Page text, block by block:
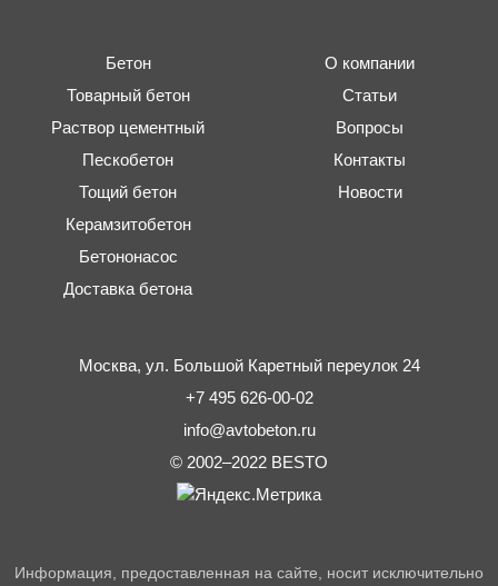
Бетон
Товарный бетон
Раствор цементный
Пескобетон
Тощий бетон
Керамзитобетон
Бетононасос
Доставка бетона
О компании
Статьи
Вопросы
Контакты
Новости
Москва, ул. Большой Каретный переулок 24
+7 495 626-00-02
info@avtobeton.ru
© 2002–2022 BESTO
Информация, предоставленная на сайте, носит исключительно